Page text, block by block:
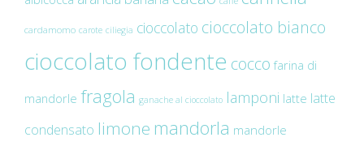
cardamomo carote ciliegia cioccolato cioccolato bianco
cioccolato fondente cocco farina di
mandorle fragola ganache al cioccolato lamponi latte latte
condensato limone mandorla mandorle